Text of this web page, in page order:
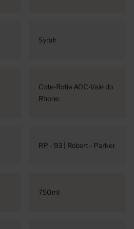
Syrah
Cote-Rotie AOC-Vale do
Rhone
RP - 93 | Robert - Parker
750ml